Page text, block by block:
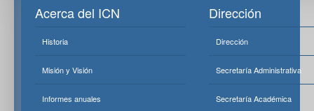
Acerca del ICN
Historia
Misión y Visión
Informes anuales
Dirección
Dirección
Secretaría Administrativa
Secretaría Académica